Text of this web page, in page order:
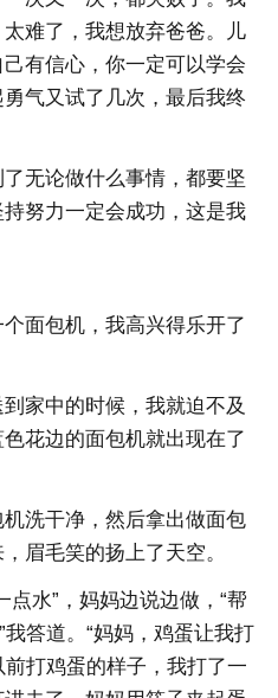
难了，我想放弃爸爸。儿
有信心，你一定可以学会
气又试了几次，最后我终
无论做什么事情，都要坚
努力一定会成功，这是我
面包机，我高兴得乐开了
家中的时候，我就迫不及
花边的面包机就出现在了
洗干净，然后拿出做面包
眉毛笑的扬上了天空。
点水”，妈妈边说边做，“帮
我答道。“妈妈，鸡蛋让我打
前打鸡蛋的样子，我打了一